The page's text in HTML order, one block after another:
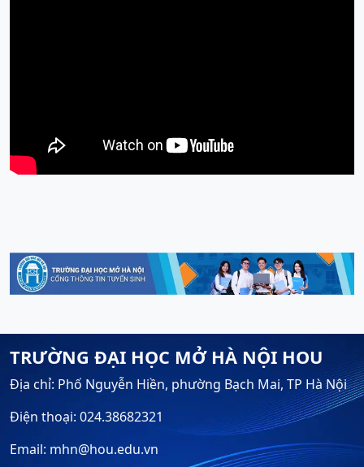
TRƯỜNG ĐẠI HỌC MỞ HÀ NỘI HOU
Địa chỉ: Phố Nguyễn Hiền, phường Bạch Mai, TP Hà Nội
Điện thoại: 024.38682321
Email: mhn@hou.edu.vn